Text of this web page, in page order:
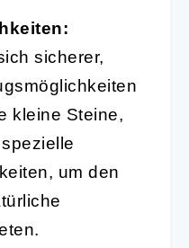
sicherer,
kleine Steine,
um den